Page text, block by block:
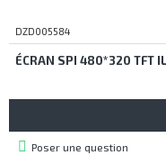
DZD005584
ÉCRAN SPI 480*320 TFT
Poser une question